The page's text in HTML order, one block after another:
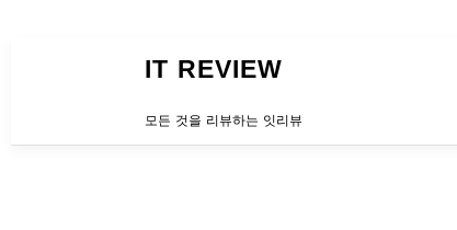
IT REVIEW
모든 것을 리뷰하는 잇리뷰